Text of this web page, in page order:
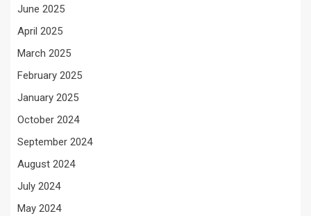
June 2025
April 2025
March 2025
February 2025
January 2025
October 2024
September 2024
August 2024
July 2024
May 2024